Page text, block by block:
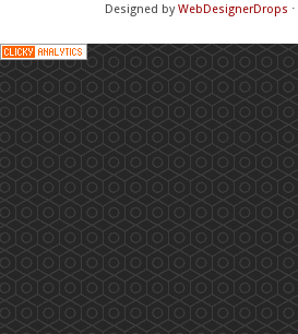
Designed byWebDesignerDrops ⋅